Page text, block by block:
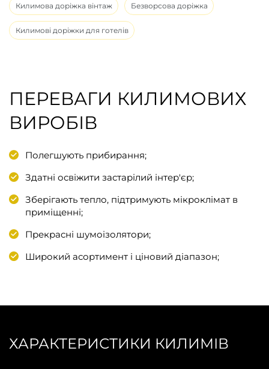
Килимова доріжка вінтаж Безворсова доріжка
Килимові доріжки для готелів
ПЕРЕВАГИ КИЛИМОВИХ
ВИРОБІВ
Полегшують прибирання;
Здатні освіжити застарілий інтер'єр;
Зберігають тепло, підтримують мікроклімат в
приміщенні;
Прекрасні шумоізолятори;
Широкий асортимент і ціновий діапазон;
ХАРАКТЕРИСТИКИ КИЛИМІВ